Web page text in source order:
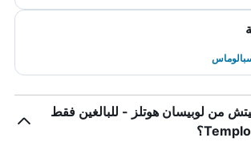
من لوبيسان هوتلز - للبالغين فقط